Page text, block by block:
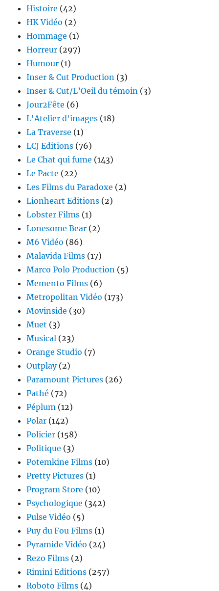
Histoire (42)
HK Vidéo (2)
Hommage (1)
Horreur (297)
Humour (1)
Inser & Cut Production (3)
Inser & Cut/L’Oeil du témoin (3)
Jour2Fête (6)
L'Atelier d'images (18)
La Traverse (1)
LCJ Editions (76)
Le Chat qui fume (143)
Le Pacte (22)
Les Films du Paradoxe (2)
Lionheart Editions (2)
Lobster Films (1)
Lonesome Bear (2)
M6 Vidéo (86)
Malavida Films (17)
Marco Polo Production (5)
Memento Films (6)
Metropolitan Vidéo (173)
Movinside (30)
Muet (3)
Musical (23)
Orange Studio (7)
Outplay(2)
Paramount Pictures (26)
Pathé (72)
Péplum (12)
Polar (142)
Policier (158)
Politique (3)
Potemkine Films (10)
Pretty Pictures (1)
Program Store (10)
Psychologique (342)
Pulse Vidéo (5)
Puy du Fou Films (1)
Pyramide Vidéo (24)
Rezo Films (2)
Rimini Editions (257)
Roboto Films (4)